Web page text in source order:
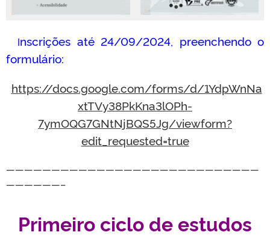
Inscrições até 24/09/2024, preenchendo o
formulário:
https://docs.google.com/forms/d/1YdpWnNa
xtTVy38PkKna3lOPh-
7ymOQG7GNtNjBQS5Jg/viewform?
edit_requested=true
————————————————————————————
——————–
Primeiro ciclo de estudos